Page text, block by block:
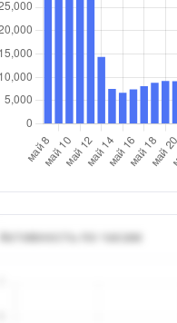
Активность по часам